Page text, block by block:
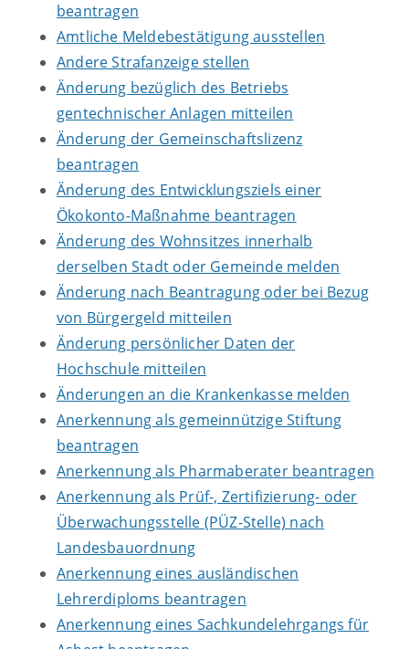
beantragen
Amtliche Meldebestätigung ausstellen
Andere Strafanzeige stellen
Änderung bezüglich des Betriebs
gentechnischer Anlagen mitteilen
Änderung der Gemeinschaftslizenz
beantragen
Änderung des Entwicklungsziels einer
Ökokonto-Maßnahme beantragen
Änderung des Wohnsitzes innerhalb
derselben Stadt oder Gemeinde melden
Änderung nach Beantragung oder bei Bezug
von Bürgergeld mitteilen
Änderung persönlicher Daten der
Hochschule mitteilen
Änderungen an die Krankenkasse melden
Anerkennung als gemeinnützige Stiftung
beantragen
Anerkennung als Pharmaberater beantragen
Anerkennung als Prüf-, Zertifizierung- oder
Überwachungsstelle (PÜZ-Stelle) nach
Landesbauordnung
Anerkennung eines ausländischen
Lehrerdiploms beantragen
Anerkennung eines Sachkundelehrgangs für